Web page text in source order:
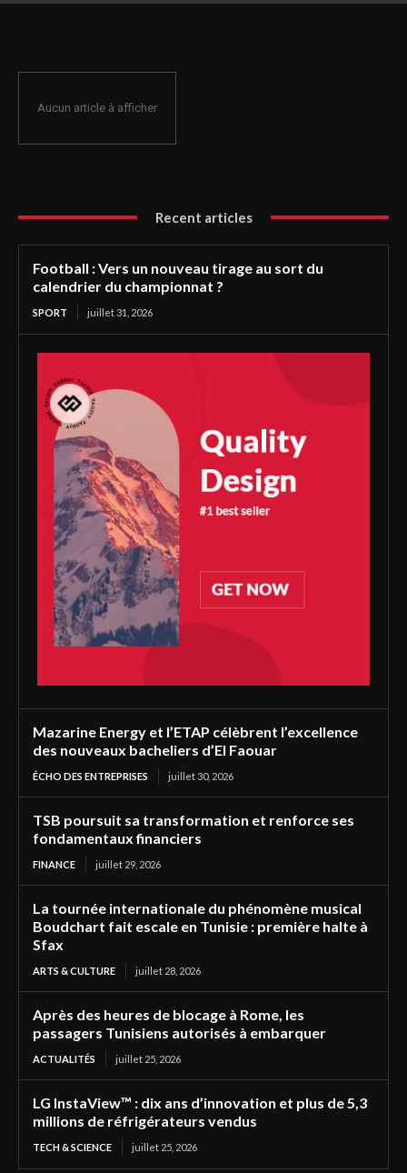
Aucun article à afficher
Recent articles
Football : Vers un nouveau tirage au sort du
calendrier du championnat ?
SPORT juillet 31, 2026
Mazarine Energy et l’ETAP célèbrent l’excellence
des nouveaux bacheliers d’El Faouar
ÉCHO DES ENTREPRISES juillet 30, 2026
TSB poursuit sa transformation et renforce ses
fondamentaux financiers
FINANCE juillet 29, 2026
La tournée internationale du phénomène musical
Boudchart fait escale en Tunisie : première halte à
Sfax
ARTS & CULTURE juillet 28, 2026
Après des heures de blocage à Rome, les
passagers Tunisiens autorisés à embarquer
ACTUALITÉS juillet 25, 2026
LG InstaView™ : dix ans d’innovation et plus de 5,3
millions de réfrigérateurs vendus
TECH & SCIENCE juillet 25, 2026